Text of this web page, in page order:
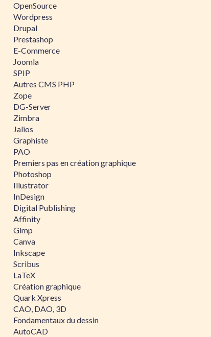
OpenSource
Wordpress
Drupal
Prestashop
E-Commerce
Joomla
SPIP
Autres CMS PHP
Zope
DG-Server
Zimbra
Jalios
Graphiste
PAO
Premiers pas en création graphique
Photoshop
Illustrator
InDesign
Digital Publishing
Affinity
Gimp
Canva
Inkscape
Scribus
LaTeX
Création graphique
Quark Xpress
CAO, DAO, 3D
Fondamentaux du dessin
AutoCAD